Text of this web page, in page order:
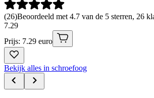
(26)Beoordeeld met 4.7 van de 5 sterren, 26
7.29
Prijs: 7.29 euro
Bekijk alles in schroefoog